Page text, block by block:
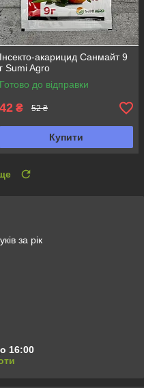
Інсекто-акарицид Санмайт 9
г Sumi Agro
Готово до відправки
42 ₴ 52 ₴
Купити
за рік
16:00